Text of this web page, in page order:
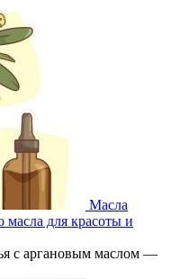
Масла
масла для красоты и
с аргановым маслом —